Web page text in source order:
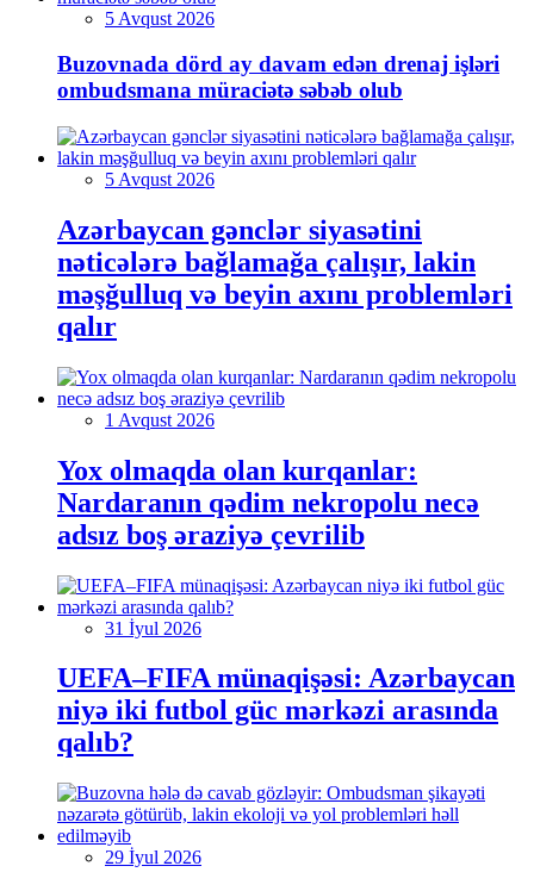
5 Avqust 2026
Buzovnada dörd ay davam edən drenaj işləri
ombudsmana müraciətə səbəb olub
5 Avqust 2026
Azərbaycan gənclər siyasətini
nəticələrə bağlamağa çalışır, lakin
məşğulluq və beyin axını problemləri
qalır
1 Avqust 2026
Yox olmaqda olan kurqanlar:
Nardaranın qədim nekropolu necə
adsız boş əraziyə çevrilib
31 İyul 2026
UEFA–FIFA münaqişəsi: Azərbaycan
niyə iki futbol güc mərkəzi arasında
qalıb?
29 İyul 2026